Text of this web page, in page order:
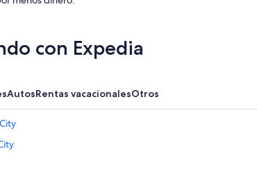
con Expedia
AutosRentas vacacionalesOtros